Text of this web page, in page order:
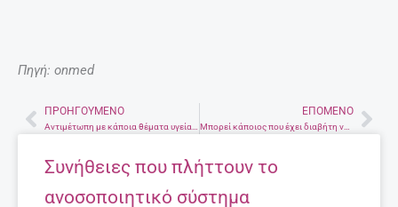
Πηγή: onmed
PrevΠΡΟΗΓΟΎΜΕΝΟ ΕΠΌΜΕΝΟ
Μπορεί κάποιος που έχει διαβήτη να γίνει αιμοδότης;
Συνήθειες που πλήττουν το
ανοσοποιητικό σύστημα